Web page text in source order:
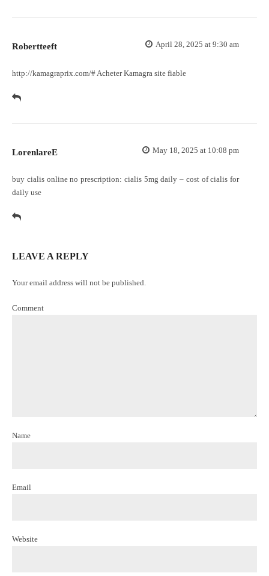
Robertteeft April 28, 2025 at 9:30 am
http://kamagraprix.com/#Acheter Kamagra site fiable
LorenlareE May 18, 2025 at 10:08 pm
buy cialis online no prescription: cialis 5mg daily – cost of cialis for
daily use
LEAVE A REPLY
Your email address will not be published.
Comment
Name
Email
Website